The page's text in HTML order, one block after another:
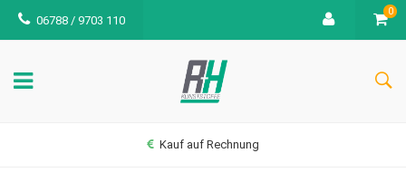
06788 / 9703 110
0
Kauf auf Rechnung